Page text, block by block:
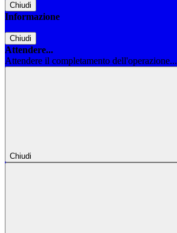
Chiudi
Informazione
Chiudi
Attendere...
Attendere il completamento dell'operazione...
Chiudi